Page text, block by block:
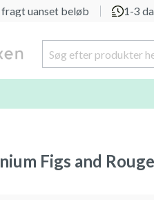
uanset beløb 1-3
Figs and